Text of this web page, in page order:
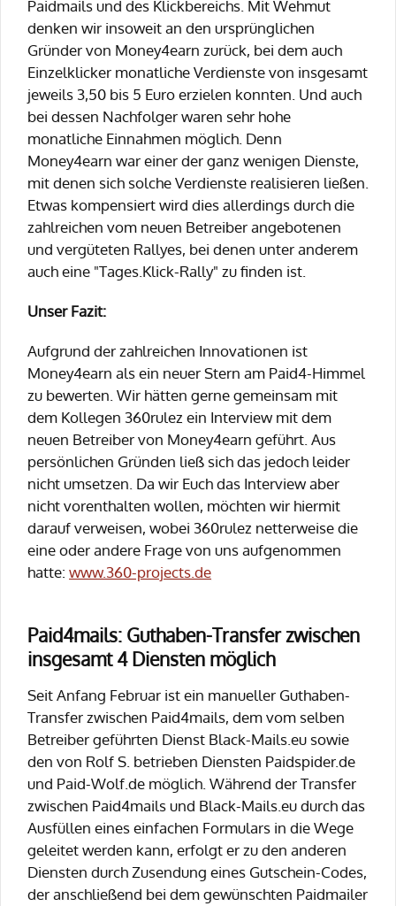
Paidmails und des Klickbereichs. Mit Wehmut
denken wir insoweit an den ursprünglichen
Gründer von Money4earn zurück, bei dem auch
Einzelklicker monatliche Verdienste von insgesamt
jeweils 3,50 bis 5 Euro erzielen konnten. Und auch
bei dessen Nachfolger waren sehr hohe
monatliche Einnahmen möglich. Denn
Money4earn war einer der ganz wenigen Dienste,
mit denen sich solche Verdienste realisieren ließen.
Etwas kompensiert wird dies allerdings durch die
zahlreichen vom neuen Betreiber angebotenen
und vergüteten Rallyes, bei denen unter anderem
auch eine "Tages.Klick-Rally" zu finden ist.
Unser Fazit:
Aufgrund der zahlreichen Innovationen ist
Money4earn als ein neuer Stern am Paid4-Himmel
zu bewerten. Wir hätten gerne gemeinsam mit
dem Kollegen 360rulez ein Interview mit dem
neuen Betreiber von Money4earn geführt. Aus
persönlichen Gründen ließ sich das jedoch leider
nicht umsetzen. Da wir Euch das Interview aber
nicht vorenthalten wollen, möchten wir hiermit
darauf verweisen, wobei 360rulez netterweise die
eine oder andere Frage von uns aufgenommen
hatte: www.360-projects.de
Paid4mails: Guthaben-Transfer zwischen
insgesamt 4 Diensten möglich
Seit Anfang Februar ist ein manueller Guthaben-
Transfer zwischen Paid4mails, dem vom selben
Betreiber geführten Dienst Black-Mails.eu sowie
den von Rolf S. betrieben Diensten Paidspider.de
und Paid-Wolf.de möglich. Während der Transfer
zwischen Paid4mails und Black-Mails.eu durch das
Ausfüllen eines einfachen Formulars in die Wege
geleitet werden kann, erfolgt er zu den anderen
Diensten durch Zusendung eines Gutschein-Codes,
der anschließend bei dem gewünschten Paidmailer